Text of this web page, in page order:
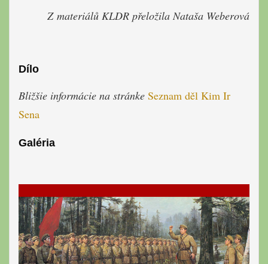
Z materiálů KLDR přeložila Nataša Weberová
Dílo
Bližšie informácie na stránke Seznam děl Kim Ir
Sena
Galéria